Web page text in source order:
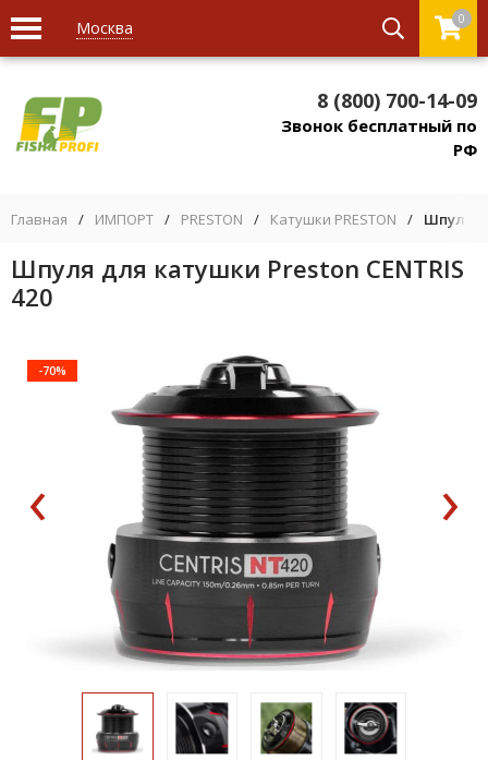
Москва 0
8 (800) 700-14-09
Звонок бесплатный по
РФ
Главная / ИМПОРТ / PRESTON / Катушки PRESTON / Шпуля
Шпуля для катушки Preston CENTRIS
420
-70%
‹ ›